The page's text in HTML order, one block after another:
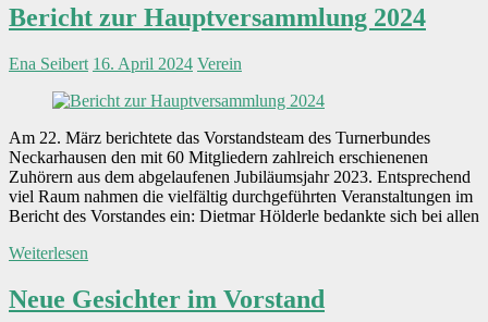
Bericht zur Hauptversammlung 2024
Ena Seibert 16. April 2024 Verein
Am 22. März berichtete das Vorstandsteam des Turnerbundes
Neckarhausen den mit 60 Mitgliedern zahlreich erschienenen
Zuhörern aus dem abgelaufenen Jubiläumsjahr 2023. Entsprechend
viel Raum nahmen die vielfältig durchgeführten Veranstaltungen im
Bericht des Vorstandes ein: Dietmar Hölderle bedankte sich bei allen
Weiterlesen
Neue Gesichter im Vorstand